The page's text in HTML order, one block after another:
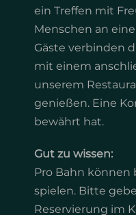
ein Treffen mit
Menschen an
Gäste verbinden
mit einem
unserem
genießen. Eine
bewährt hat.
Gut zu wissen:
Pro Bahn können
spielen. Bitte
Reservierung im